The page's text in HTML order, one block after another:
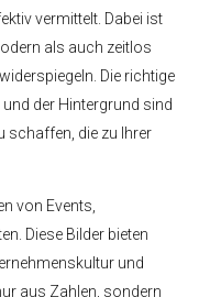
vermittelt. Dabei ist
als auch zeitlos
Die richtige
der Hintergrund sind
schaffen, die zu Ihrer
von Events,
Diese Bilder bieten
und
aus Zahlen, sondern